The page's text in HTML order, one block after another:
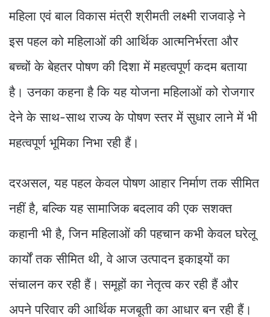
महिला एवं बाल विकास मंत्री श्रीमती लक्ष्मी राजवाड़े ने
इस पहल को महिलाओं की आर्थिक आत्मनिर्भरता और
बच्चों के बेहतर पोषण की दिशा में महत्वपूर्ण कदम बताया
है। उनका कहना है कि यह योजना महिलाओं को रोजगार
देने के साथ-साथ राज्य के पोषण स्तर में सुधार लाने में भी
महत्वपूर्ण भूमिका निभा रही हैं।
दरअसल, यह पहल केवल पोषण आहार निर्माण तक सीमित
नहीं है, बल्कि यह सामाजिक बदलाव की एक सशक्त
कहानी भी है, जिन महिलाओं की पहचान कभी केवल घरेलू
कार्यों तक सीमित थी, वे आज उत्पादन इकाइयों का
संचालन कर रही हैं। समूहों का नेतृत्व कर रही हैं और
अपने परिवार की आर्थिक मजबूती का आधार बन रही हैं।